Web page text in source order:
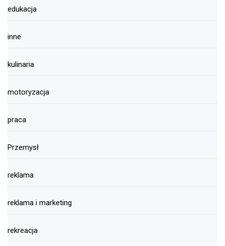
edukacja
inne
kulinaria
motoryzacja
praca
Przemysł
reklama
reklama i marketing
rekreacja